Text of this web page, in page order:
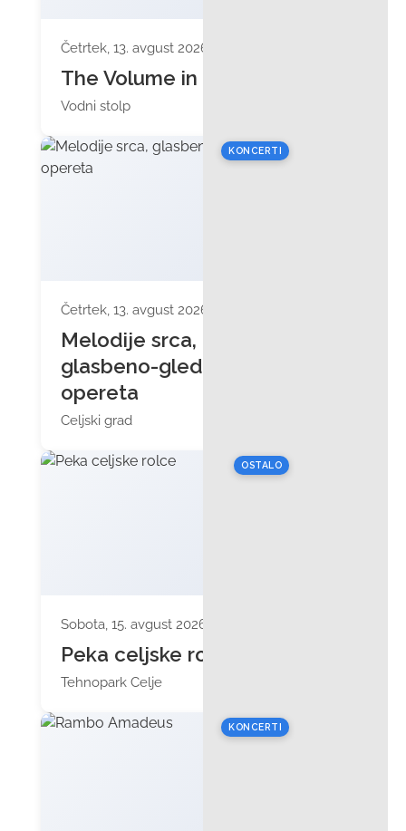
Četrtek, 13. avgust 2026 ob 20:00
The Volume in Gaut
Vodni stolp
KONCERTI
Četrtek, 13. avgust 2026 ob 20:00
Melodije srca,
glasbeno-gledališka
opereta
Celjski grad
OSTALO
Sobota, 15. avgust 2026 ob 10:30
Peka celjske rolce
Tehnopark Celje
KONCERTI